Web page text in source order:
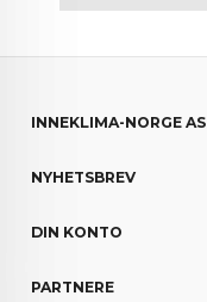
INNEKLIMA-NORGE AS
NYHETSBREV
DIN KONTO
PARTNERE